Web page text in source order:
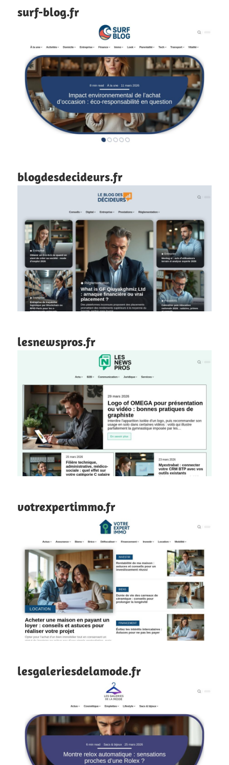
surf-blog.fr
blogdesdecideurs.fr
lesnewspros.fr
votrexpertimmo.fr
lesgaleriesdelamode.fr